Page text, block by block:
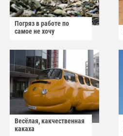
Погряз в работе по
самое не хочу
Весёлая, какчественная
какаха